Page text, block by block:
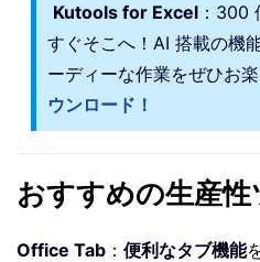
Kutools for Excel ：300
すぐそこへ！AI 搭載の機
ーディーな作業をぜひお
ウンロード！
おすすめの生産
Office Tab ： 便利なタブ機能